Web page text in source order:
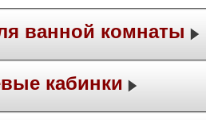
ванной комнаты
кабинки